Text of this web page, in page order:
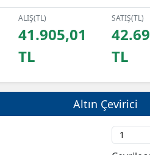
ALIŞ(TL)
41.905,01
TL
SATIŞ(TL)
TL
Altın Çevirici